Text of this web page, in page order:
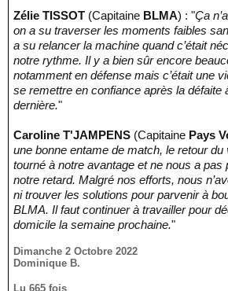
Zélie TISSOT (Capitaine BLMA) : "Ça
on a su traverser les moments faibles
a su relancer la machine quand c’était
notre rythme. Il y a bien sûr encore
notamment en défense mais c’était une
se remettre en confiance après la défaite
dernière."
Caroline T'JAMPENS (Capitaine Pays
une bonne entame de match, le retour du
tourné à notre avantage et ne nous a pas
notre retard. Malgré nos efforts, nous
ni trouver les solutions pour parvenir à
BLMA. Il faut continuer à travailler pour
domicile la semaine prochaine."
Dimanche 2 Octobre 2022
Dominique B.
Lu 665 fois